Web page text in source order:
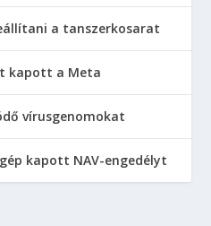
a tanszerkosarat
kapott a Meta
vírusgenomokat
kapott NAV-engedélyt